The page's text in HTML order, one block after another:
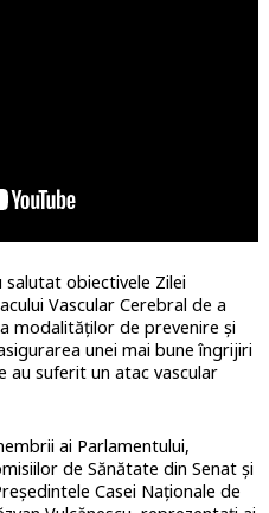
obiectivele Zilei
Vascular Cerebral de a
modalităţilor de prevenire şi
unei mai bune îngrijiri
au suferit un atac vascular
ai Parlamentului,
de Sănătate din Senat și
Casei Naționale de